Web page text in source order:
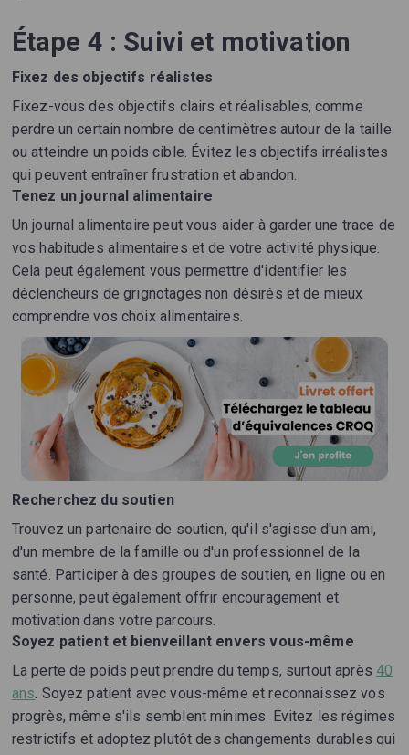
Étape 4 : Suivi et motivation
Fixez des objectifs réalistes
Fixez-vous des objectifs clairs et réalisables, comme
perdre un certain nombre de centimètres autour de la taille
ou atteindre un poids cible. Évitez les objectifs irréalistes
qui peuvent entraîner frustration et abandon.
Tenez un journal alimentaire
Un journal alimentaire peut vous aider à garder une trace de
vos habitudes alimentaires et de votre activité physique.
Cela peut également vous permettre d'identifier les
déclencheurs de grignotages non désirés et de mieux
comprendre vos choix alimentaires.
Recherchez du soutien
Trouvez un partenaire de soutien, qu'il s'agisse d'un ami,
d'un membre de la famille ou d'un professionnel de la
santé. Participer à des groupes de soutien, en ligne ou en
personne, peut également offrir encouragement et
motivation dans votre parcours.
Soyez patient et bienveillant envers vous-même
La perte de poids peut prendre du temps, surtout après 40
ans . Soyez patient avec vous-même et reconnaissez vos
progrès, même s'ils semblent minimes. Évitez les régimes
restrictifs et adoptez plutôt des changements durables qui